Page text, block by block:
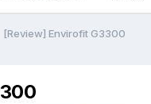
[Review] Envirofit G3300